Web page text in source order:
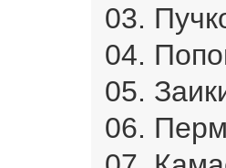
03.
04.
05.
06.